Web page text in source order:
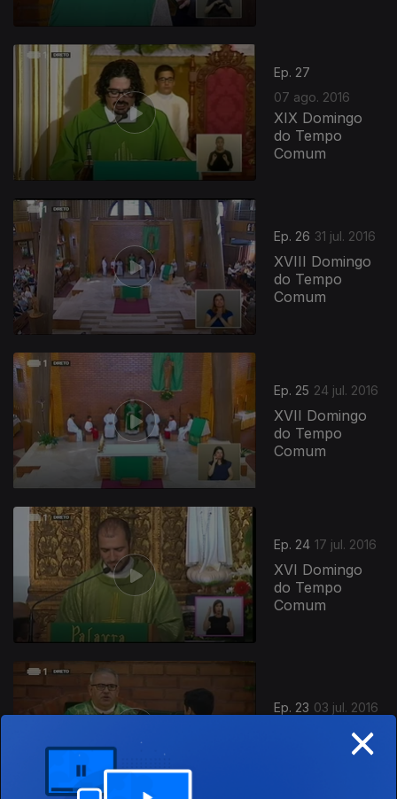
Ep. 27
07 ago. 2016
XIX Domingo
do Tempo
Comum
Ep. 26 31 jul. 2016
XVIII Domingo
do Tempo
Comum
Ep. 25 24 jul. 2016
XVII Domingo
do Tempo
Comum
Ep. 24 17 jul. 2016
XVI Domingo
do Tempo
Comum
Ep. 23 03 jul. 2016
XIV Domingo
Tempo Comum
×